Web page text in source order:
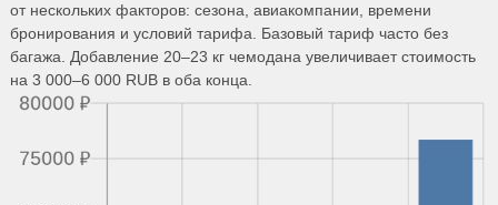
от нескольких факторов: сезона, авиакомпании, времени
бронирования и условий тарифа. Базовый тариф часто без
багажа. Добавление 20–23 кг чемодана увеличивает стоимость
на 3 000–6 000 RUB в оба конца.